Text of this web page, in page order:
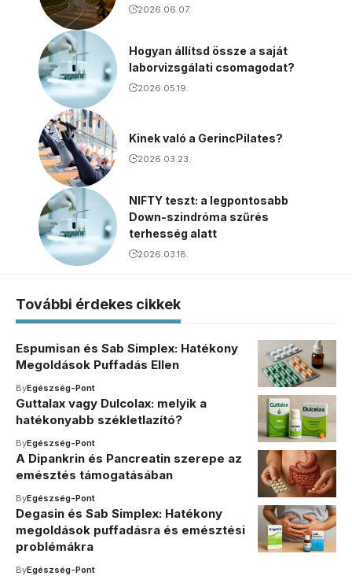
2026.06.07.
Hogyan állítsd össze a saját
laborvizsgálati csomagodat?
2026.05.19.
Kinek való a GerincPilates?
2026.03.23.
NIFTY teszt: a legpontosabb
Down-szindróma szűrés
terhesség alatt
2026.03.18.
További érdekes cikkek
Espumisan és Sab Simplex: Hatékony
Megoldások Puffadás Ellen
ByEgészség-Pont
Guttalax vagy Dulcolax: melyik a
hatékonyabb székletlazító?
ByEgészség-Pont
A Dipankrin és Pancreatin szerepe az
emésztés támogatásában
ByEgészség-Pont
Degasin és Sab Simplex: Hatékony
megoldások puffadásra és emésztési
problémákra
ByEgészség-Pont